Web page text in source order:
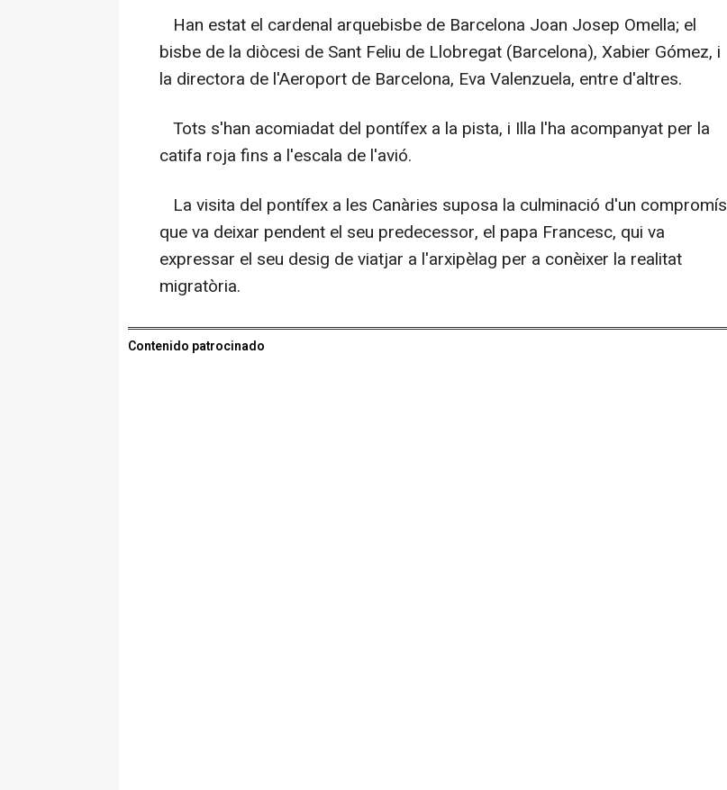
Han estat el cardenal arquebisbe de Barcelona Joan Josep Omella; el
bisbe de la diòcesi de Sant Feliu de Llobregat (Barcelona), Xabier Gómez, i
la directora de l'Aeroport de Barcelona, Eva Valenzuela, entre d'altres.
Tots s'han acomiadat del pontífex a la pista, i Illa l'ha acompanyat per la
catifa roja fins a l'escala de l'avió.
La visita del pontífex a les Canàries suposa la culminació d'un compromís
que va deixar pendent el seu predecessor, el papa Francesc, qui va
expressar el seu desig de viatjar a l'arxipèlag per a conèixer la realitat
migratòria.
Contenido patrocinado